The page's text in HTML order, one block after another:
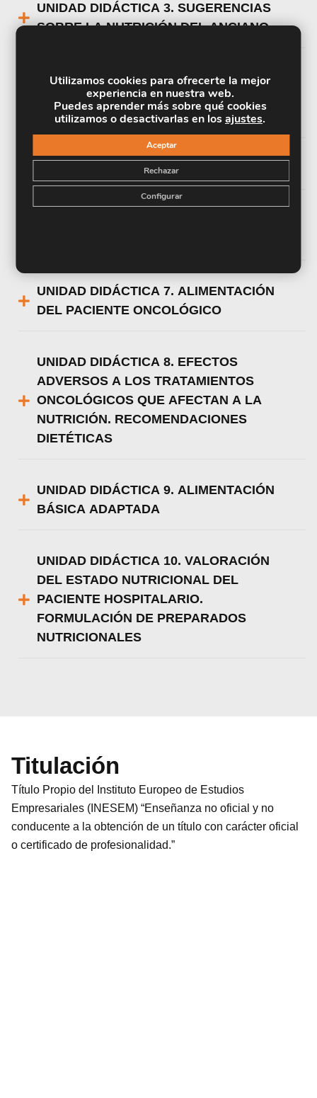
UNIDAD DIDÁCTICA 3. SUGERENCIAS
SOBRE LA NUTRICIÓN DEL ANCIANO
UNIDAD DIDÁCTICA 4. SUGERENCIAS
SOBRE NUTRICIÓN EN FUNCIÓN DE LAS
DIFERENTES PATOLOGÍAS
UNIDAD DIDÁCTICA 5. DIETAS BÁSICAS
UNIDAD DIDÁCTICA 7. ALIMENTACIÓN
DEL PACIENTE ONCOLÓGICO
UNIDAD DIDÁCTICA 8. EFECTOS
ADVERSOS A LOS TRATAMIENTOS
ONCOLÓGICOS QUE AFECTAN A LA
NUTRICIÓN. RECOMENDACIONES
DIETÉTICAS
UNIDAD DIDÁCTICA 9. ALIMENTACIÓN
BÁSICA ADAPTADA
UNIDAD DIDÁCTICA 10. VALORACIÓN
DEL ESTADO NUTRICIONAL DEL
PACIENTE HOSPITALARIO.
FORMULACIÓN DE PREPARADOS
NUTRICIONALES
Titulación
Título Propio del Instituto Europeo de Estudios
Empresariales (INESEM) “Enseñanza no oficial y no
conducente a la obtención de un título con carácter oficial
o certificado de profesionalidad.”
Utilizamos cookies para ofrecerte la mejor
experiencia en nuestra web.
Puedes aprender más sobre qué cookies
utilizamos o desactivarlas en losajustes.
Aceptar
Rechazar
Configurar